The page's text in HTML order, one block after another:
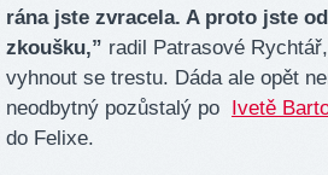
rána jste zvracela. A proto jste
zkoušku,” radil Patrasové
vyhnout se trestu. Dáda ale opět
neodbytný pozůstalý po Ivetě
do Felixe.